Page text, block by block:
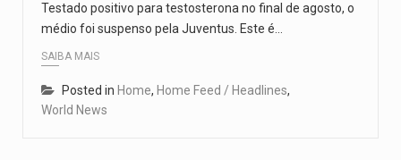
Testado positivo para testosterona no final de agosto, o
médio foi suspenso pela Juventus. Este é…
SAIBA MAIS
Posted in Home, Home Feed / Headlines,
World News